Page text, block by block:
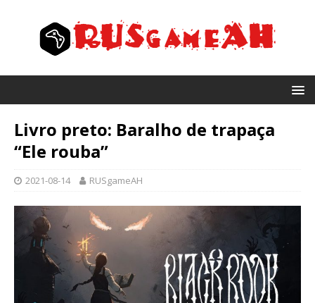
Livro preto: Baralho de trapaça
“Ele rouba”
2021-08-14 RUSgameAH